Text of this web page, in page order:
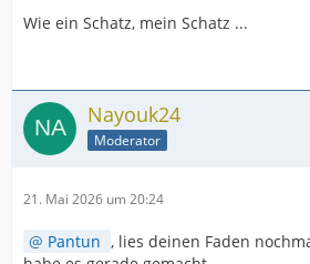
Wie ein Schatz, mein Schatz ...
Nayouk24
Moderator
21. Mai 2026 um 20:24
Pantun , lies deinen Faden